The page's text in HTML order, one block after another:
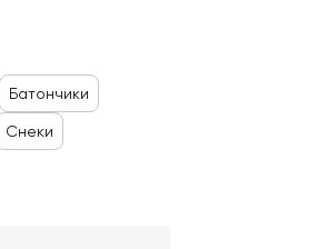
Батончики
Снеки